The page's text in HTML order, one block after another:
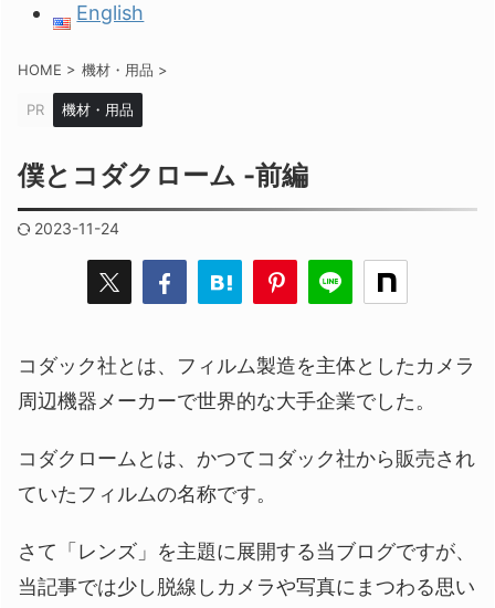
English
HOME > 機材・用品 >
PR 機材・用品
僕とコダクローム -前編
2023-11-24
コダック社とは、フィルム製造を主体としたカメラ
周辺機器メーカーで世界的な大手企業でした。
コダクロームとは、かつてコダック社から販売され
ていたフィルムの名称です。
さて「レンズ」を主題に展開する当ブログですが、
当記事では少し脱線しカメラや写真にまつわる思い